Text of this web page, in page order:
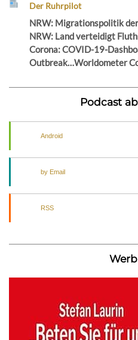
Der Ruhrpilot
NRW: Migrationspolitik der
NRW: Land verteidigt
Corona: COVID-19-
Outbreak…Worldometer
Podcast
Android
by Email
RSS